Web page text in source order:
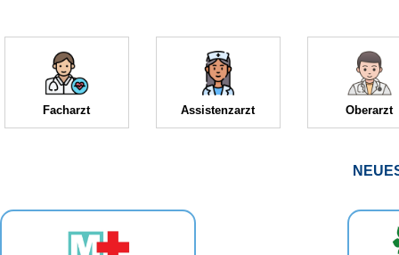
Facharzt Assistenzarzt Oberarzt